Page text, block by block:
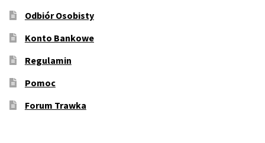
Odbiór Osobisty
Konto Bankowe
Regulamin
Pomoc
Forum Trawka